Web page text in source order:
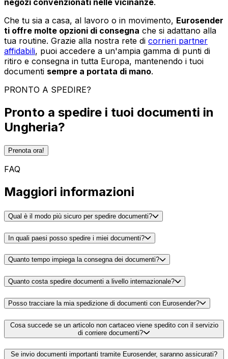
negozi convenzionati nelle vicinanze.
Che tu sia a casa, al lavoro o in movimento, Eurosender
ti offre molte opzioni di consegna che si adattano alla
tua routine. Grazie alla nostra rete di corrieri partner
affidabili, puoi accedere a un'ampia gamma di punti di
ritiro e consegna in tutta Europa, mantenendo i tuoi
documenti sempre a portata di mano.
PRONTO A SPEDIRE?
Pronto a spedire i tuoi documenti in
Ungheria?
Prenota ora!
FAQ
Maggiori informazioni
Qual è il modo più sicuro per spedire documenti?
In quali paesi posso spedire i miei documenti?
Quanto tempo impiega la consegna dei documenti?
Quanto costa spedire documenti a livello internazionale?
Posso tracciare la mia spedizione di documenti con Eurosender?
Cosa succede se un articolo non cartaceo viene spedito con il servizio
di corriere documenti?
Se invio documenti importanti tramite Eurosender, saranno assicurati?